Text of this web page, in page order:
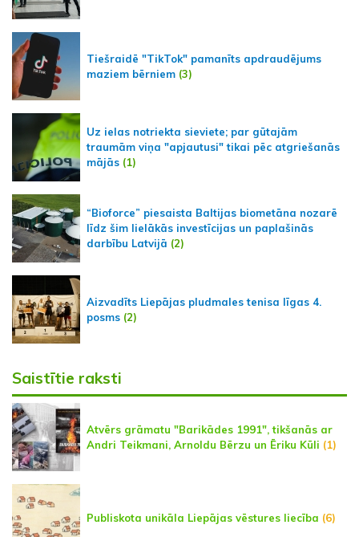
Tiešraidē "TikTok" pamanīts apdraudējums
maziem bērniem (3)
Uz ielas notriekta sieviete; par gūtajām
traumām viņa "apjautusi" tikai pēc atgriešanās
mājās (1)
“Bioforce” piesaista Baltijas biometāna nozarē
līdz šim lielākās investīcijas un paplašinās
darbību Latvijā (2)
Aizvadīts Liepājas pludmales tenisa līgas 4.
posms (2)
Saistītie raksti
Atvērs grāmatu "Barikādes 1991", tikšanās ar
Andri Teikmani, Arnoldu Bērzu un Ēriku Kūli (1)
Publiskota unikāla Liepājas vēstures liecība (6)